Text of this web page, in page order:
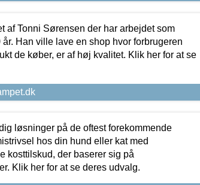
af Tonni Sørensen der har arbejdet som
Han ville lave en shop hvor forbrugeren
de køber, er af høj kvalitet. Klik her for at se
løsninger på de oftest forekommende
hos din hund eller kat med
kosttilskud, der baserer sig på
Klik her for at se deres udvalg.